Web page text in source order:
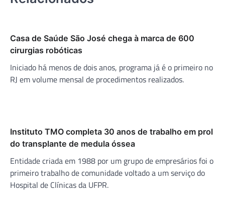
Casa de Saúde São José chega à marca de 600
cirurgias robóticas
Iniciado há menos de dois anos, programa já é o primeiro no
RJ em volume mensal de procedimentos realizados.
Instituto TMO completa 30 anos de trabalho em prol
do transplante de medula óssea
Entidade criada em 1988 por um grupo de empresários foi o
primeiro trabalho de comunidade voltado a um serviço do
Hospital de Clínicas da UFPR.